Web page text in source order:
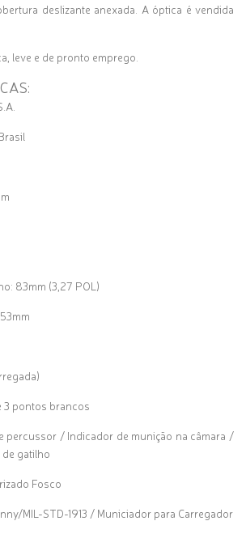
deslizante anexada. A óptica é vendida
leve e de pronto emprego.
83mm (3,27 POL)
3 pontos brancos
percussor / Indicador de munição na câmara /
gatilho
Fosco
MIL-STD-1913 / Municiador para Carregador